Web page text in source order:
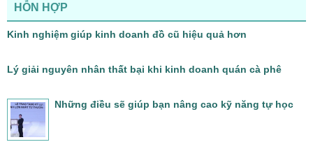
HỖN HỢP
Kinh nghiệm giúp kinh doanh đồ cũ hiệu quả hơn
Lý giải nguyên nhân thất bại khi kinh doanh quán cà phê
Những điều sẽ giúp bạn nâng cao kỹ năng tự học